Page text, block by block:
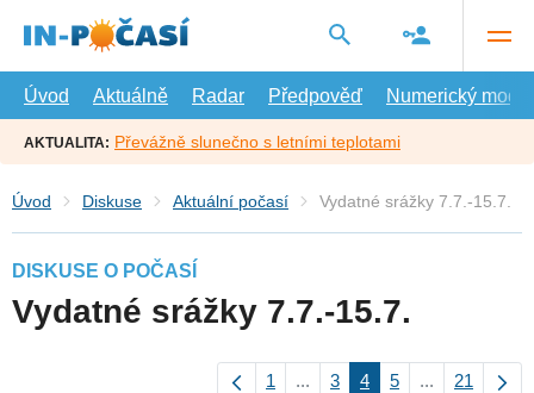
hlavní
Úvod
Aktuálně Radar Předpověď Numerický model
AKTUALITA: Převážně slunečno s letními teplotami
Úvod Diskuse Aktuální počasí Vydatné srážky 7.7.-15.7.
DISKUSE O POČASÍ
Vydatné srážky 7.7.-15.7.
1 ... 3 4 5 ... 21